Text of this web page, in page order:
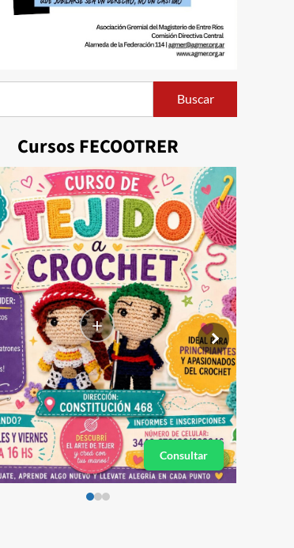
Buscar
Cursos FECOOTRER
+
Consultar